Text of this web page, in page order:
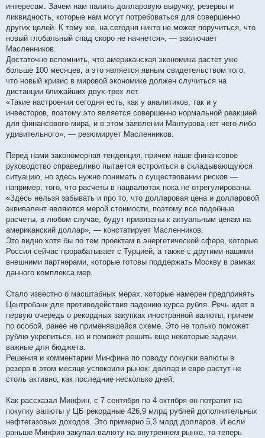
интересам. Зачем нам палить долларовую выручку, резервы и
ликвидность, которые нам могут потребоваться для совершенно
других целей. К тому же, на сегодня никто не может поручиться, что
новый глобальный спад скоро не начнется», — заключает
Масленников.
Достаточно вспомнить, что американская экономика растет уже
больше 100 месяцев, а это является явным свидетельством того,
что новый кризис в мировой экономике должен случиться на
дистанции ближайших двух-трех лет.
«Такие настроения сегодня есть, как у аналитиков, так и у
инвесторов, поэтому это является совершенно нормальной реакцией
для финансового мира, и в этом заявлении Мантурова нет чего-либо
удивительного», — резюмирует Масленников.
Перед нами закономерная тенденция, причем наше финансовое
руководство справедливо пытается встроиться в складывающуюся
ситуацию, но здесь нужно понимать о существовании рисков —
например, того, что расчеты в нацвалютах пока не отрегулированы.
«Здесь нельзя забывать и про то, что долларовая цена и долларовой
эквивалент являются мерой стоимости, поэтому все подобные
расчеты, в любом случае, будут привязаны к актуальным ценам на
американский доллар», — констатирует Масленников.
Это видно хотя бы по тем проектам в энергетической сфере, которые
Россия сейчас прорабатывает с Турцией, а также с другими нашими
внешними партнерами, которые готовы поддержать Москву в рамках
данного комплекса мер.
Стало известно о масштабных мерах, которые намерен предпринять
Центробанк для противодействия падению курса рубля. Речь идет в
первую очередь о рекордных закупках иностранной валюты, причем
по особой, ранее не применявшейся схеме. Это не только поможет
рублю укрепиться, но и поможет решить еще некоторые задачи,
важные для бюджета.
Решения и комментарии Минфина по поводу покупки валюты в
резерв в этом месяце успокоили рынок: доллар и евро растут не
столь активно, как последние несколько дней.
Как рассказал Минфин, с 7 сентября по 4 октября он потратит на
покупку валюты у ЦБ рекордные 426,9 млрд рублей дополнительных
нефтегазовых доходов. Это примерно 5,3 млрд долларов. И если
раньше Минфин закупал валюту на внутреннем рынке, то теперь